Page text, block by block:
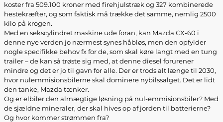
koster fra 509.100 kroner med firehjulstræk og 327 kombinerede
hestekræfter, og som faktisk må trække det samme, nemlig 2500
kilo på krogen.
Med en sekscylindret maskine ude foran, kan Mazda CX-60 i
denne nye verden jo nærmest synes håbløs, men den opfylder
nogle specifikke behov fx for de, som skal køre langt med en tung
trailer – de kan så trøste sig med, at denne diesel forurener
mindre og det er jo til gavn for alle. Der er trods alt længe til 2030,
hvor nulemmisionsbilerne skal dominere nybilssalget. Det er lidt
den tanke, Mazda tænker.
Og er elbiler den almægtige løsning på nul-emmisionsbiler? Med
de sjældne mineraler, der skal hives op af jorden til batterierne?
Og hvor kommer strømmen fra?